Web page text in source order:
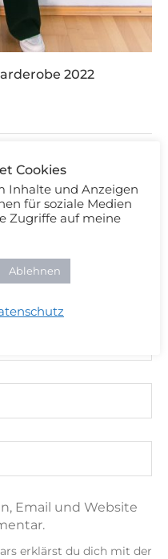
2022
Email und Website
erklärst du dich mit der
Cookies
Inhalte und Anzeigen
für soziale Medien
Zugriffe auf meine
Ablehnen